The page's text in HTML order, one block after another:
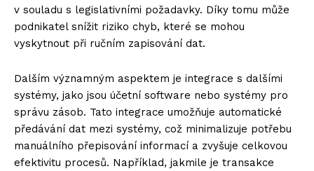
v souladu s legislativními požadavky. Díky tomu může
podnikatel snížit riziko chyb, které se mohou
vyskytnout při ručním zapisování dat.
Dalším významným aspektem je integrace s dalšími
systémy, jako jsou účetní software nebo systémy pro
správu zásob. Tato integrace umožňuje automatické
předávání dat mezi systémy, což minimalizuje potřebu
manuálního přepisování informací a zvyšuje celkovou
efektivitu procesů. Například, jakmile je transakce